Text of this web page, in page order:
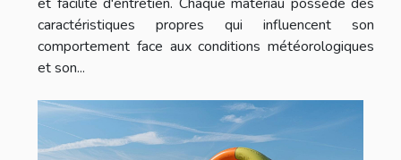
caractéristiques propres qui influencent son
comportement face aux conditions météorologiques
et son...